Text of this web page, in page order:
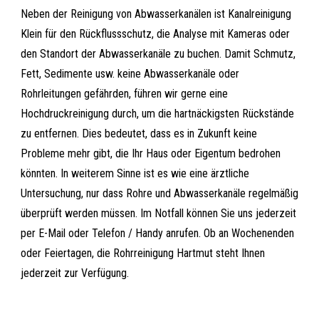
Neben der Reinigung von Abwasserkanälen ist Kanalreinigung
Klein für den Rückflussschutz, die Analyse mit Kameras oder
den Standort der Abwasserkanäle zu buchen. Damit Schmutz,
Fett, Sedimente usw. keine Abwasserkanäle oder
Rohrleitungen gefährden, führen wir gerne eine
Hochdruckreinigung durch, um die hartnäckigsten Rückstände
zu entfernen. Dies bedeutet, dass es in Zukunft keine
Probleme mehr gibt, die Ihr Haus oder Eigentum bedrohen
könnten. In weiterem Sinne ist es wie eine ärztliche
Untersuchung, nur dass Rohre und Abwasserkanäle regelmäßig
überprüft werden müssen. Im Notfall können Sie uns jederzeit
per E-Mail oder Telefon / Handy anrufen. Ob an Wochenenden
oder Feiertagen, die Rohrreinigung Hartmut steht Ihnen
jederzeit zur Verfügung.